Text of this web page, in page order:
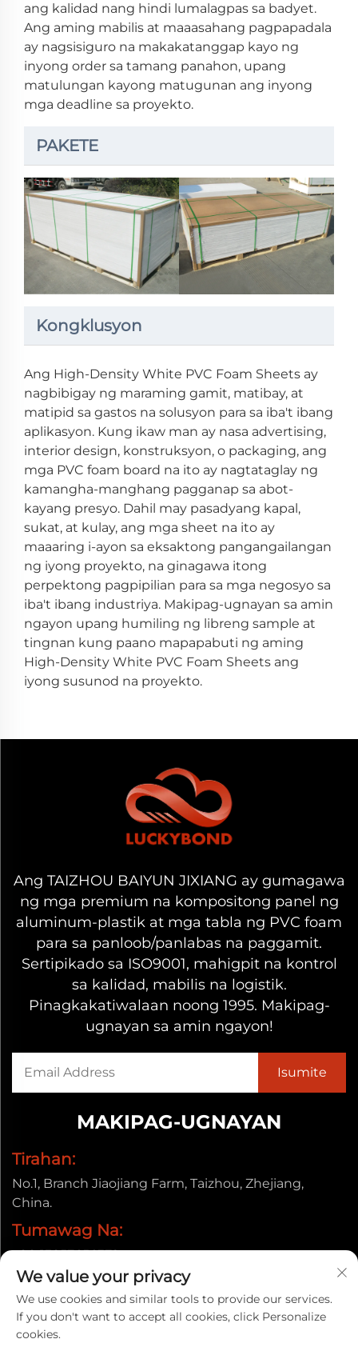
ang kalidad nang hindi lumalagpas sa badyet.
Ang aming mabilis at maaasahang pagpapadala
ay nagsisiguro na makakatanggap kayo ng
inyong order sa tamang panahon, upang
matulungan kayong matugunan ang inyong
mga deadline sa proyekto.
PAKETE
Kongklusyon
Ang High-Density White PVC Foam Sheets ay
nagbibigay ng maraming gamit, matibay, at
matipid sa gastos na solusyon para sa iba't ibang
aplikasyon. Kung ikaw man ay nasa advertising,
interior design, konstruksyon, o packaging, ang
mga PVC foam board na ito ay nagtataglay ng
kamangha-manghang pagganap sa abot-
kayang presyo. Dahil may pasadyang kapal,
sukat, at kulay, ang mga sheet na ito ay
maaaring i-ayon sa eksaktong pangangailangan
ng iyong proyekto, na ginagawa itong
perpektong pagpipilian para sa mga negosyo sa
iba't ibang industriya. Makipag-ugnayan sa amin
ngayon upang humiling ng libreng sample at
tingnan kung paano mapapabuti ng aming
High-Density White PVC Foam Sheets ang
iyong susunod na proyekto.
Ang TAIZHOU BAIYUN JIXIANG ay gumagawa
ng mga premium na kompositong panel ng
aluminum-plastik at mga tabla ng PVC foam
para sa panloob/panlabas na paggamit.
Sertipikado sa ISO9001, mahigpit na kontrol
sa kalidad, mabilis na logistik.
Pinagkakatiwalaan noong 1995. Makipag-
ugnayan sa amin ngayon!
MAKIPAG-UGNAYAN
Tirahan:
No.1, Branch Jiaojiang Farm, Taizhou, Zhejiang,
China.
Tumawag Na:
+86-13857656372
Email:
[email protected]
We value your privacy
We use cookies and similar tools to provide our services.
If you don't want to accept all cookies, click Personalize
cookies.